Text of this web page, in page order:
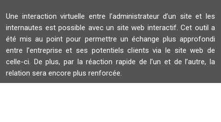
Une interaction virtuelle entre l’administrateur d’un site et les
internautes est possible avec un site web interactif. Cet outil a
été mis au point pour permettre un échange plus approfondi
entre l’entreprise et ses potentiels clients via le site web de
celle-ci. De plus, par la réaction rapide de l’un et de l’autre, la
relation sera encore plus renforcée.